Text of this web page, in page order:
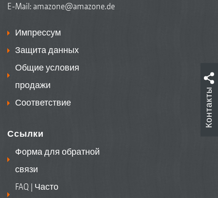
E-Mail: amazone@amazone.de
Импрессум
Защита данных
Общие условия
продажи
Соответствие
Ссылки
Форма для обратной
связи
FAQ | Часто
Контакты